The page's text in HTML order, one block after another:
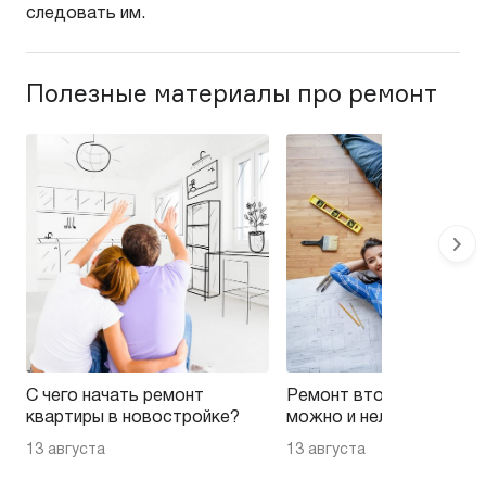
следовать им.
Полезные материалы про ремонт
С чего начать ремонт
квартиры в новостройке?
13 августа
Ремонт вторички — на
можно и нельзя
13 августа